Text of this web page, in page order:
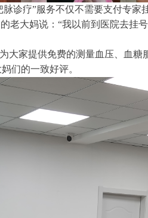
脉诊疗”服务不仅不需要支付专家
老大妈说： “我以前到医院去挂
大家提供免费的测量血压、血
们的一致好评。